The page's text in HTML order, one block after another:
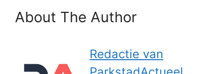
About The Author
Redactie van